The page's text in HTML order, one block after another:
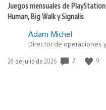
Juegos mensuales de
Human, Big Walk y Signalis
Adam Michel
Director de operaciones
Fecha
28 de julio de 2026 2 9